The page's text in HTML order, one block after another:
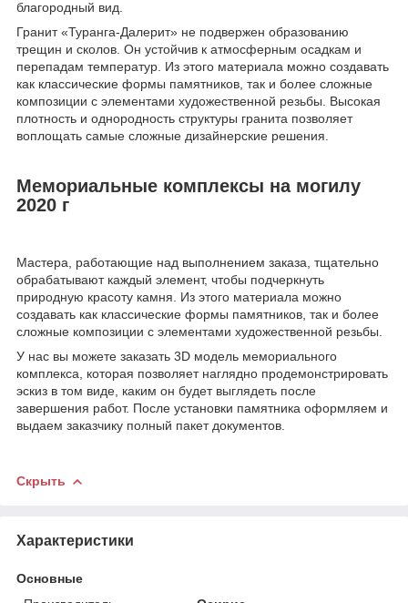
благородный вид.
Гранит «Туранга-Далерит» не подвержен образованию
трещин и сколов. Он устойчив к атмосферным осадкам и
перепадам температур. Из этого материала можно создавать
как классические формы памятников, так и более сложные
композиции с элементами художественной резьбы. Высокая
плотность и однородность структуры гранита позволяет
воплощать самые сложные дизайнерские решения.
Мемориальные комплексы на могилу
2020 г
Мастера, работающие над выполнением заказа, тщательно
обрабатывают каждый элемент, чтобы подчеркнуть
природную красоту камня. Из этого материала можно
создавать как классические формы памятников, так и более
сложные композиции с элементами художественной резьбы.
У нас вы можете заказать 3D модель мемориального
комплекса, которая позволяет наглядно продемонстрировать
эскиз в том виде, каким он будет выглядеть после
завершения работ. После установки памятника оформляем и
выдаем заказчику полный пакет документов.
Скрыть
Характеристики
Основные